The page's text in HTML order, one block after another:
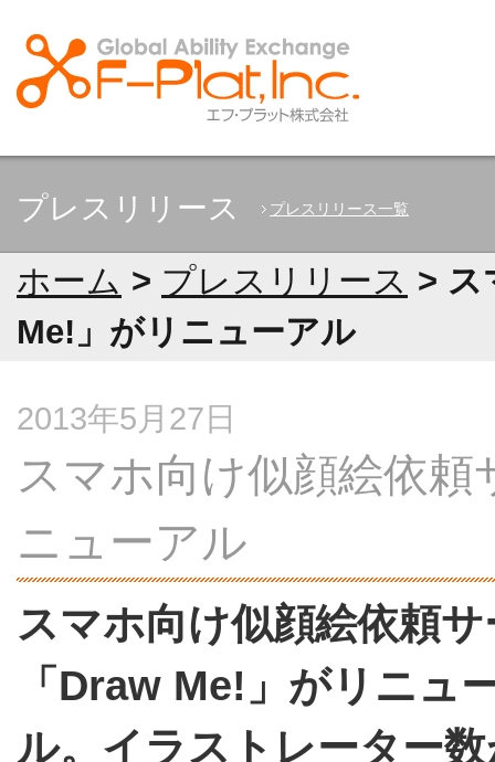
プレスリリース プレスリリース一覧
ホーム > プレスリリース > ス
Me!」がリニューアル
2013年5月27日
スマホ向け似顔絵依
ニューアル
スマホ向け似顔絵依頼
「Draw Me!」がリニュ
ル。イラストレーター